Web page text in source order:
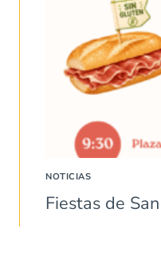
NOTICIAS
Fiestas de